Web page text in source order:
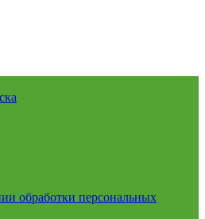
обработки персональных